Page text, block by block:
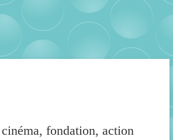
fondation, action